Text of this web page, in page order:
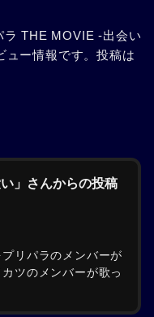
ラ THE MOVIE -出会い
ュー情報です。投稿は
」さんからの投稿
リパラのメンバーが
ツのメンバーが歌っ